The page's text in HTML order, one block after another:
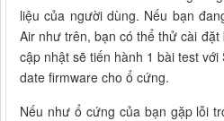
liệu của người dùng. Nếu bạn
Air như trên, bạn có thể thử cài
cập nhật sẽ tiến hành 1 bài test
date firmware cho ổ cứng.
Nếu như ổ cứng của bạn gặp lỗi